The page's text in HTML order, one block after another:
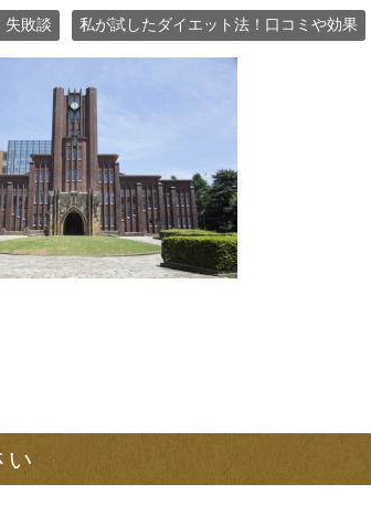
失敗談 私が試したダイエット法！口コミや効果
い